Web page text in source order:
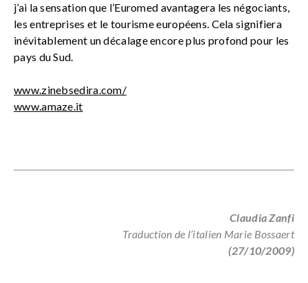
j’ai la sensation que l’Euromed avantagera les négociants,
les entreprises et le tourisme européens. Cela signifiera
inévitablement un décalage encore plus profond pour les
pays du Sud.
www.zinebsedira.com/
www.amaze.it
Claudia Zanfi
Traduction de l’italien Marie Bossaert
(27/10/2009)